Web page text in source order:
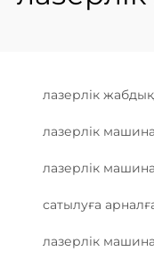
лазерлік
лазерлік
лазерлік
сатылуға
лазерлік